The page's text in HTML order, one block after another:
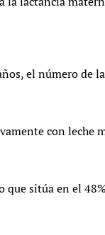
el número de
con leche
que sitúa en el